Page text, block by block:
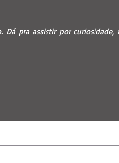
Dá pra assistir por curiosidade,